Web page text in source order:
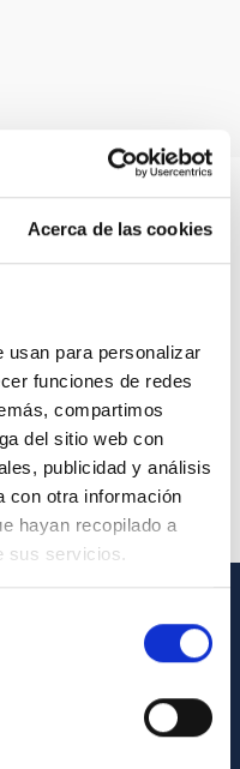
Acerca de las cookies
usan para personalizar
funciones de redes
compartimos
del sitio web con
publicidad y análisis
con otra información
hayan recopilado a
sus servicios.